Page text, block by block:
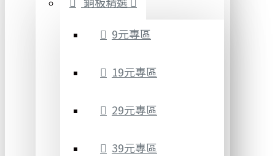
9元專區
19元專區
29元專區
39元專區